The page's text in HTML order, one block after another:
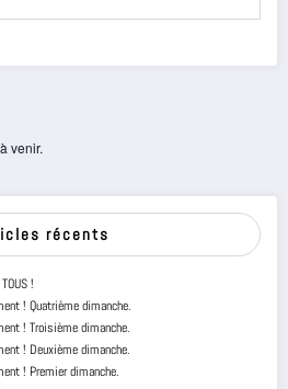
venir.
récents
!
! Quatrième dimanche.
! Troisième dimanche.
! Deuxième dimanche.
! Premier dimanche.